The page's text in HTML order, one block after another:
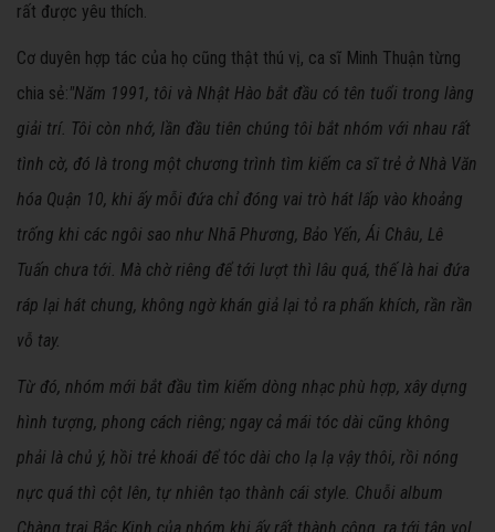
rất được yêu thích.
Cơ duyên hợp tác của họ cũng thật thú vị, ca sĩ Minh Thuận từng
chia sẻ:"Năm 1991, tôi và Nhật Hào bắt đầu có tên tuổi trong làng
giải trí. Tôi còn nhớ, lần đầu tiên chúng tôi bắt nhóm với nhau rất
tình cờ, đó là trong một chương trình tìm kiếm ca sĩ trẻ ở Nhà Văn
hóa Quận 10, khi ấy mỗi đứa chỉ đóng vai trò hát lấp vào khoảng
trống khi các ngôi sao như Nhã Phương, Bảo Yến, Ái Châu, Lê
Tuấn chưa tới. Mà chờ riêng để tới lượt thì lâu quá, thế là hai đứa
ráp lại hát chung, không ngờ khán giả lại tỏ ra phấn khích, rần rần
vỗ tay.
Từ đó, nhóm mới bắt đầu tìm kiếm dòng nhạc phù hợp, xây dựng
hình tượng, phong cách riêng; ngay cả mái tóc dài cũng không
phải là chủ ý, hồi trẻ khoái để tóc dài cho lạ lạ vậy thôi, rồi nóng
nực quá thì cột lên, tự nhiên tạo thành cái style. Chuỗi album